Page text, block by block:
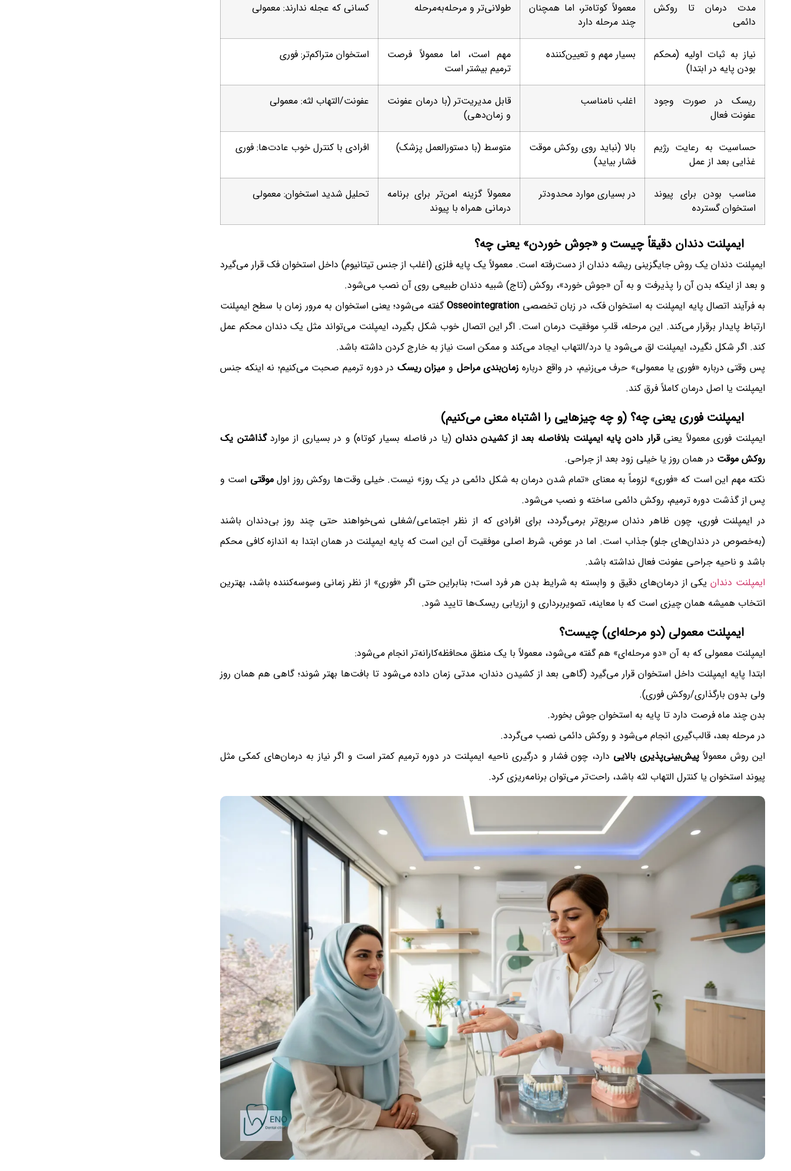
مدت درمان تا روکش
دائمی
معمولاً کوتاه‌تر، اما همچنان
چند مرحله دارد
طولانی‌تر و مرحله‌به‌مرحله کسانی که عجله ندارند: معمولی
نیاز به ثبات اولیه (محکم
بودن پایه در ابتدا)
بسیار مهم و تعیین‌کننده
مهم است، اما معمولاً فرصت
ترمیم بیشتر است
استخوان متراکم‌تر: فوری
ریسک در صورت وجود
عفونت فعال
اغلب نامناسب
قابل مدیریت‌تر (با درمان عفونت
و زمان‌دهی)
عفونت/التهاب لثه: معمولی
حساسیت به رعایت رژیم
غذایی بعد از عمل
بالا (نباید روی روکش موقت
فشار بیاید)
متوسط (با دستورالعمل پزشک) افرادی با کنترل خوب عادت‌ها: فوری
مناسب بودن برای پیوند
استخوان گسترده
در بسیاری موارد محدودتر
معمولاً گزینه امن‌تر برای برنامه
درمانی همراه با پیوند
تحلیل شدید استخوان: معمولی
ایمپلنت دندان دقیقاً چیست و «جوش خوردن» یعنی چه؟
ایمپلنت دندان یک روش جایگزینی ریشه دندان از دست‌رفته است. معمولاً یک پایه فلزی (اغلب از جنس تیتانیوم) داخل استخوان فک قرار می‌گیرد
و بعد از اینکه بدن آن را پذیرفت و به آن «جوش خورد»، روکش (تاج) شبیه دندان طبیعی روی آن نصب می‌شود.
به فرآیند اتصال پایه ایمپلنت به استخوان فک، در زبان تخصصی Osseointegrationگفته می‌شود؛ یعنی استخوان به مرور زمان با سطح ایمپلنت
ارتباط پایدار برقرار می‌کند. این مرحله، قلبِ موفقیت درمان است. اگر این اتصال خوب شکل بگیرد، ایمپلنت می‌تواند مثل یک دندان محکم عمل
کند. اگر شکل نگیرد، ایمپلنت لق می‌شود یا درد/التهاب ایجاد می‌کند و ممکن است نیاز به خارج کردن داشته باشد.
پس وقتی درباره «فوری یا معمولی» حرف می‌زنیم، در واقع درباره زمان‌بندی مراحل و میزان ریسک در دوره ترمیم صحبت می‌کنیم؛ نه اینکه جنس
ایمپلنت یا اصل درمان کاملاً فرق کند.
ایمپلنت فوری یعنی چه؟ (و چه چیزهایی را اشتباه معنی می‌کنیم)
ایمپلنت فوری معمولاً یعنیقرار دادن پایه ایمپلنت بلافاصله بعد از کشیدن دندان (یا در فاصله بسیار کوتاه) و در بسیاری از مواردگذاشتن یک
روکش موقت در همان روز یا خیلی زود بعد از جراحی.
نکته مهم این است که «فوری» لزوماً به معنای «تمام شدن درمان به شکل دائمی در یک روز» نیست. خیلی وقت‌ها روکش روز اولموقتی است و
پس از گذشت دوره ترمیم، روکش دائمی ساخته و نصب می‌شود.
در ایمپلنت فوری، چون ظاهر دندان سریع‌تر برمی‌گردد، برای افرادی که از نظر اجتماعی/شغلی نمی‌خواهند حتی چند روز بی‌دندان باشند
(به‌خصوص در دندان‌های جلو) جذاب است. اما در عوض، شرط اصلی موفقیت آن این است که پایه ایمپلنت در همان ابتدا به اندازه کافی محکم
باشد و ناحیه جراحی عفونت فعال نداشته باشد.
ایمپلنت دندانیکی از درمان‌های دقیق و وابسته به شرایط بدن هر فرد است؛ بنابراین حتی اگر «فوری» از نظر زمانی وسوسه‌کننده باشد، بهترین
انتخاب همیشه همان چیزی است که با معاینه، تصویربرداری و ارزیابی ریسک‌ها تایید شود.
ایمپلنت معمولی (دو مرحله‌ای) چیست؟
ایمپلنت معمولی که به آن «دو مرحله‌ای» هم گفته می‌شود، معمولاً با یک منطق محافظه‌کارانه‌تر انجام می‌شود:
ابتدا پایه ایمپلنت داخل استخوان قرار می‌گیرد (گاهی بعد از کشیدن دندان، مدتی زمان داده می‌شود تا بافت‌ها بهتر شوند؛ گاهی هم همان روز
ولی بدون بارگذاری/روکش فوری).
بدن چند ماه فرصت دارد تا پایه به استخوان جوش بخورد.
در مرحله بعد، قالب‌گیری انجام می‌شود و روکش دائمی نصب می‌گردد.
این روش معمولاًپیش‌بینی‌پذیری بالایی دارد، چون فشار و درگیری ناحیه ایمپلنت در دوره ترمیم کمتر است و اگر نیاز به درمان‌های کمکی مثل
پیوند استخوان یا کنترل التهاب لثه باشد، راحت‌تر می‌توان برنامه‌ریزی کرد.